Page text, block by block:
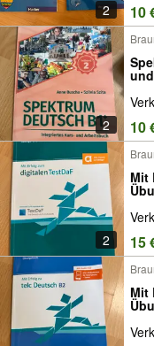
2 10
2 10
2
Mit
15
Mit